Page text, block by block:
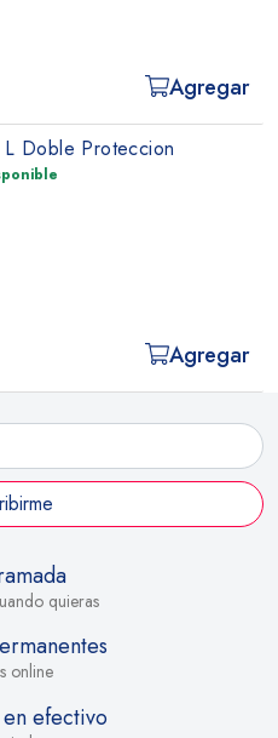
Agregar
Doble Proteccion
Agregar
quieras
online
efectivo